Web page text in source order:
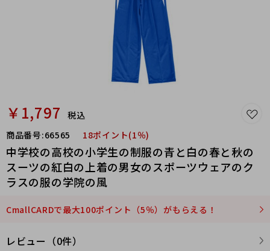
￥1,797
税込
商品番号:66565 18ポイント(1％)
中学校の高校の小学生の制服の青と白の春と秋の
スーツの紅白の上着の男女のスポーツウェアのク
ラスの服の学院の風
CmallCARDで最大100ポイント（5％）がもらえる！
レビュー（0件）